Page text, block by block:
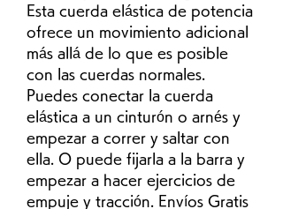
Esta cuerda elástica de potencia
ofrece un movimiento adicional
más allá de lo que es posible
con las cuerdas normales.
Puedes conectar la cuerda
elástica a un cinturón o arnés y
empezar a correr y saltar con
ella. O puede fijarla a la barra y
empezar a hacer ejercicios de
empuje y tracción. Envíos Gratis